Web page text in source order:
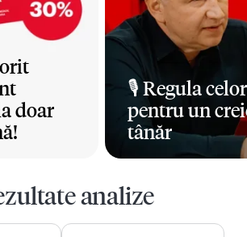
doar
🎙️ Regula
pentru un
tânăr
analize